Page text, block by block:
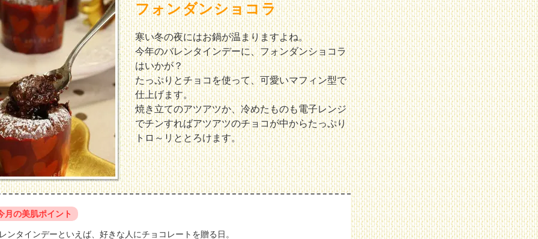
フォンダンショコラ
寒い冬の夜にはお鍋が温まりますよね。
今年のバレンタインデーに、フォンダンショコラ
はいかが？
たっぷりとチョコを使って、可愛いマフィン型で
仕上げます。
焼き立てのアツアツか、冷めたものも電子レンジ
でチンすればアツアツのチョコが中からたっぷり
トロ～リととろけます。
月の美肌ポイント
ンタインデーといえば、好きな人にチョコレートを贈る日。